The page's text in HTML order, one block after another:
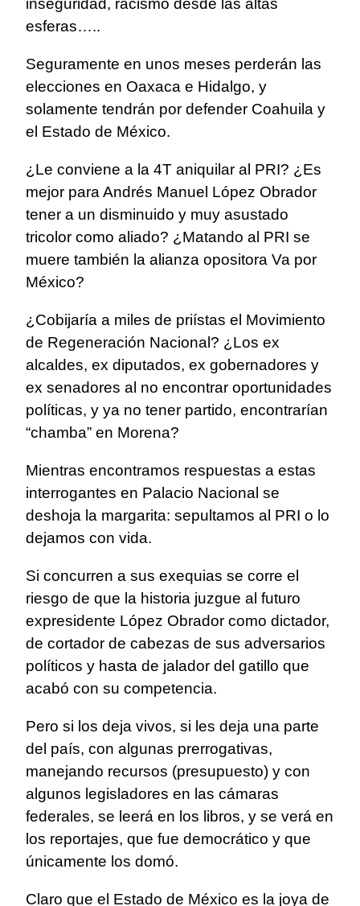
inseguridad, racismo desde las altas
esferas…..
Seguramente en unos meses perderán las
elecciones en Oaxaca e Hidalgo, y
solamente tendrán por defender Coahuila y
el Estado de México.
¿Le conviene a la 4T aniquilar al PRI? ¿Es
mejor para Andrés Manuel López Obrador
tener a un disminuido y muy asustado
tricolor como aliado? ¿Matando al PRI se
muere también la alianza opositora Va por
México?
¿Cobijaría a miles de priístas el Movimiento
de Regeneración Nacional? ¿Los ex
alcaldes, ex diputados, ex gobernadores y
ex senadores al no encontrar oportunidades
políticas, y ya no tener partido, encontrarían
“chamba” en Morena?
Mientras encontramos respuestas a estas
interrogantes en Palacio Nacional se
deshoja la margarita: sepultamos al PRI o lo
dejamos con vida.
Si concurren a sus exequias se corre el
riesgo de que la historia juzgue al futuro
expresidente López Obrador como dictador,
de cortador de cabezas de sus adversarios
políticos y hasta de jalador del gatillo que
acabó con su competencia.
Pero si los deja vivos, si les deja una parte
del país, con algunas prerrogativas,
manejando recursos (presupuesto) y con
algunos legisladores en las cámaras
federales, se leerá en los libros, y se verá en
los reportajes, que fue democrático y que
únicamente los domó.
Claro que el Estado de México es la joya de